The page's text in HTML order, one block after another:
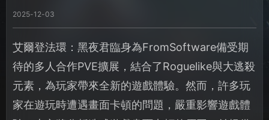
2025-12-03
艾爾登法環：黑夜君臨身為FromSoftware備受期
待的多人合作PVE擴展，結合了Roguelike與大逃殺
元素，為玩家帶來全新的遊戲體驗。然而，許多玩
家在遊玩時遭遇畫面卡頓的問題，嚴重影響遊戲體